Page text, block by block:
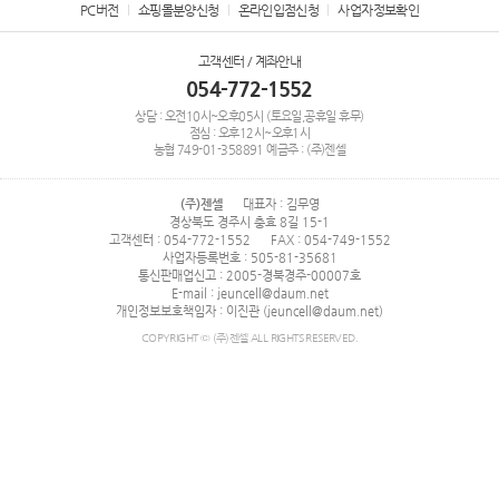
PC버전 쇼핑몰분양신청 온라인입점신청 사업자정보확인
고객센터 / 계좌안내
054-772-1552
상담 : 오전10시~오후05시 (토요일,공휴일 휴무)
점심 : 오후12시~오후1시
농협 749-01-358891 예금주 : (주)젠셀
(주)젠셀
대표자 : 김무영
경상북도 경주시 충효 8길 15-1
고객센터 : 054-772-1552
FAX : 054-749-1552
사업자등록번호 : 505-81-35681
통신판매업신고 : 2005-경북경주-00007호
E-mail : jeuncell@daum.net
개인정보보호책임자 : 이진관 (jeuncell@daum.net)
COPYRIGHT © (주)젠셀 ALL RIGHTS RESERVED.